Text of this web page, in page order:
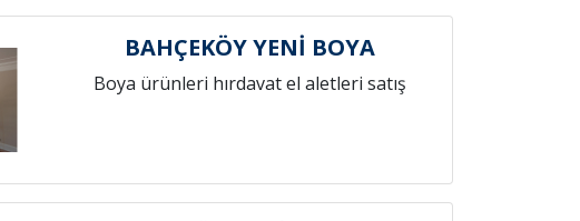
BAHÇEKÖY YENİ BOYA
Boya ürünleri hırdavat el aletleri satış